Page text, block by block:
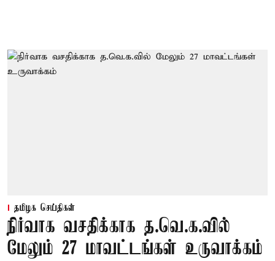
தமிழக செய்திகள்
நிர்வாக வசதிக்காக த.வெ.க.வில்
மேலும் 27 மாவட்டங்கள் உருவாக்கம்